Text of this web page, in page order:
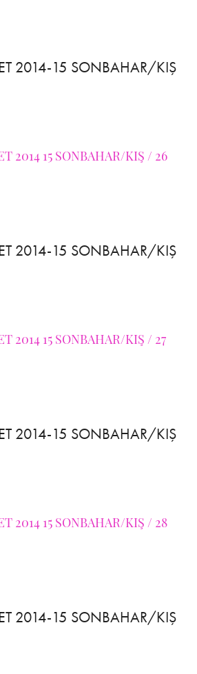
2014-15 SONBAHAR/KIŞ
2014-15 SONBAHAR/KIŞ
2014-15 SONBAHAR/KIŞ
2014-15 SONBAHAR/KIŞ